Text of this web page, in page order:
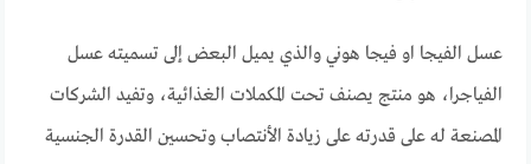
عسل الفيجا او فيجا هوني والذي يميل البعض إلى تسميته عسل
الفياجرا، هو منتج يصنف تحت المكملات الغذائية، وتفيد الشركات
المصنعة له على قدرته على زيادة الأنتصاب وتحسين القدرة الجنسية